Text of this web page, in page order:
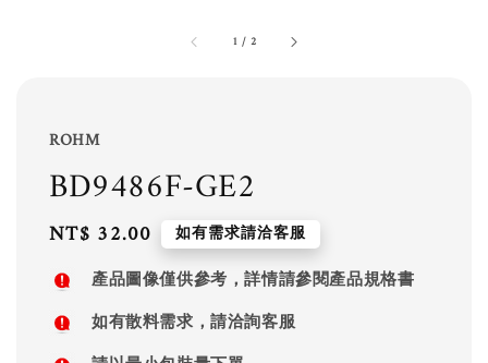
1 / 2
ROHM
BD9486F-GE2
Regular
price
NT$ 32.00 如有需求請洽客服
產品圖像僅供參考，詳情請參閱產品規格書
如有散料需求，請洽詢客服